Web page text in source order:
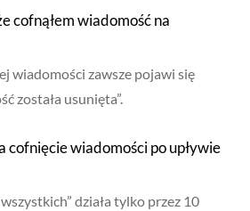
cofnąłem wiadomość na
wiadomości zawsze pojawi się
została usunięta”.
cofnięcie wiadomości po upływie
działa tylko przez 10